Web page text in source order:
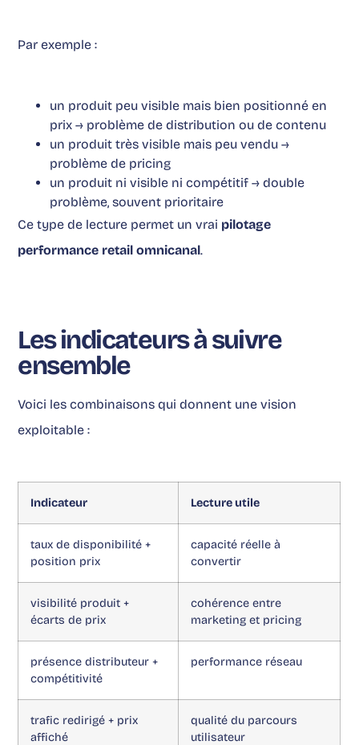
Par exemple :
un produit peu visible mais bien positionné en
prix → problème de distribution ou de contenu
un produit très visible mais peu vendu →
problème de pricing
un produit ni visible ni compétitif → double
problème, souvent prioritaire
Ce type de lecture permet un vrai pilotage
performance retail omnicanal.
Les indicateurs à suivre
ensemble
Voici les combinaisons qui donnent une vision
exploitable :
Indicateur Lecture utile
taux de disponibilité +
position prix
capacité réelle à
convertir
visibilité produit +
écarts de prix
cohérence entre
marketing et pricing
présence distributeur +
compétitivité
performance réseau
trafic redirigé + prix
affiché
qualité du parcours
utilisateur